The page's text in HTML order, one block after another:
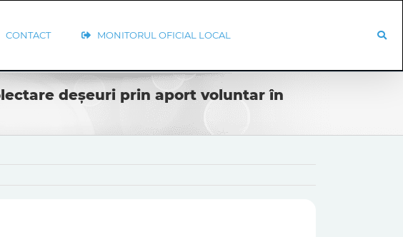
CONTACT MONITORUL OFICIAL LOCAL
deșeuri prin aport voluntar în